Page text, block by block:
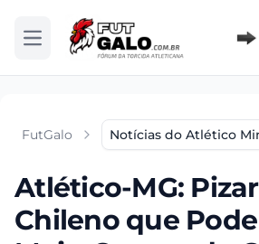
Abrir menu
FutGalo Notícias do Atlético
Atlético-MG:
Chileno que